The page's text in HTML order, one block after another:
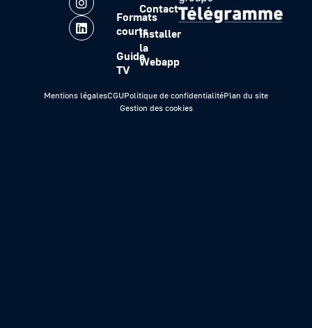
Formats
courts
Guide
TV
Contact
Installer
la
Webapp
Mentions légalesCGUPolitique de confidentialitéPlan du site
Gestion des cookies